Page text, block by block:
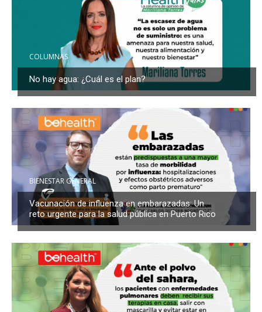
COLUMNAS
No hay agua: ¿Cuál es el plan?
BIENESTAR GENERAL
Vacunación de influenza en embarazadas: Un
reto urgente para la salud pública en Puerto Rico